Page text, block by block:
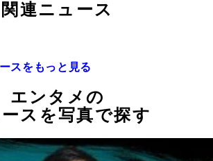
関連ニュース
スをもっと見る
エンタメの
スを写真で探す